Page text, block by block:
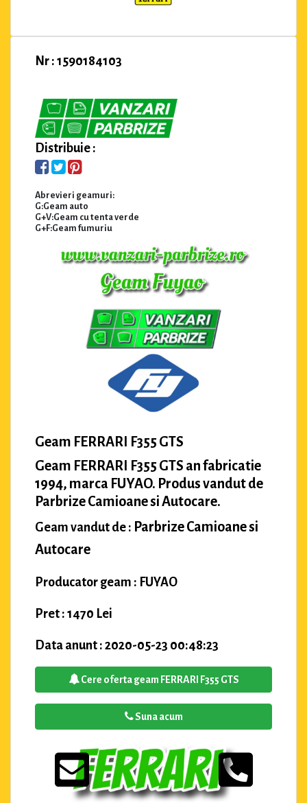
Nr : 1590184103
Distribuie :
Abrevieri geamuri:
G:Geam auto
G+V:Geam cu tenta verde
G+F:Geam fumuriu
Geam FERRARI F355 GTS
Geam FERRARI F355 GTS an fabricatie
1994, marca FUYAO. Produs vandut de
Parbrize Camioane si Autocare.
Geam vandut de : Parbrize Camioane si
Autocare
Producator geam : FUYAO
Pret : 1470 Lei
Data anunt : 2020-05-23 00:48:23
Cere oferta geam FERRARI F355 GTS
Suna acum